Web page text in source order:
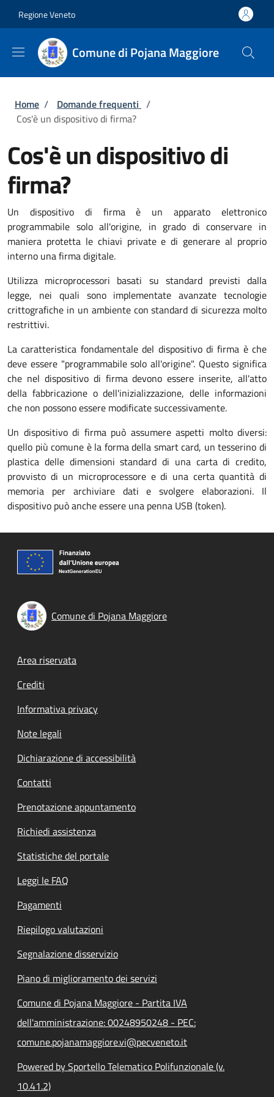
Regione Veneto
Comune di Pojana Maggiore
Briciole di pane
Home / Domande frequenti /
Cos'è un dispositivo di firma?
Cos'è un dispositivo di
firma?
Un dispositivo di firma è un apparato elettronico
programmabile solo all'origine, in grado di conservare in
maniera protetta le chiavi private e di generare al proprio
interno una firma digitale.
Utilizza microprocessori basati su standard previsti dalla
legge, nei quali sono implementate avanzate tecnologie
crittografiche in un ambiente con standard di sicurezza molto
restrittivi.
La caratteristica fondamentale del dispositivo di firma è che
deve essere "programmabile solo all'origine". Questo significa
che nel dispositivo di firma devono essere inserite, all'atto
della fabbricazione o dell'inizializzazione, delle informazioni
che non possono essere modificate successivamente.
Un dispositivo di firma può assumere aspetti molto diversi:
quello più comune è la forma della smart card, un tesserino di
plastica delle dimensioni standard di una carta di credito,
provvisto di un microprocessore e di una certa quantità di
memoria per archiviare dati e svolgere elaborazioni. Il
dispositivo può anche essere una penna USB (token).
Comune di Pojana Maggiore
Footer menu
Area riservata
Crediti
Informativa privacy
Note legali
Dichiarazione di accessibilità
Contatti
Prenotazione appuntamento
Richiedi assistenza
Statistiche del portale
Leggi le FAQ
Pagamenti
Riepilogo valutazioni
Segnalazione disservizio
Piano di miglioramento dei servizi
Comune di Pojana Maggiore - Partita IVA
dell'amministrazione: 00248950248 - PEC:
comune.pojanamaggiore.vi@pecveneto.it
Powered by Sportello Telematico Polifunzionale (v.
10.41.2)